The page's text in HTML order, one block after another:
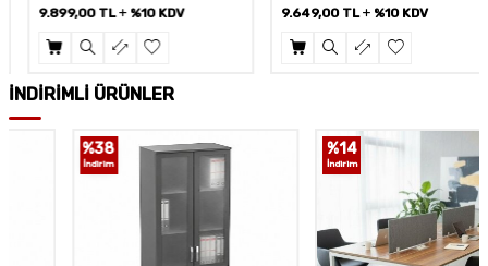
9.899,00TL %10 KDV
9.649,00TL %10 KDV
İNDİRİMLİ ÜRÜNLER